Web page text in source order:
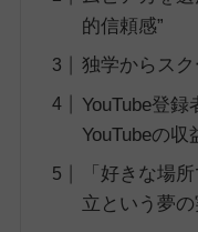
的信頼感”
独学からス
YouTube登
YouTubeの収
「好きな場
立という夢